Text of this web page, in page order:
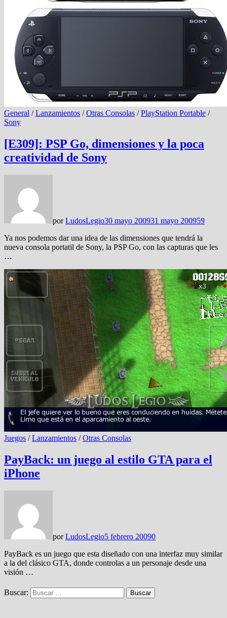
General /Lanzamientos /Otras Consolas /PlayStation Portable /
Sony
[E309]: PSP Go, dimensiones y la poca
creatividad de Sony
porLudosLegio30 mayo 200931 mayo 200959
Ya nos podemos dar una idea de las dimensiones que tendrá la
nueva consola portatil de Sony, la PSP Go, con las capturas que les
…
Juegos /Lanzamientos /Otras Consolas
PayBack: un juego al estilo GTA para el
iPhone
porLudosLegio5 febrero 20090
PayBack es un juego que esta diseñado con una interfaz muy similar
a la del clásico GTA, donde controlas a un personaje desde una
visión …
Buscar: